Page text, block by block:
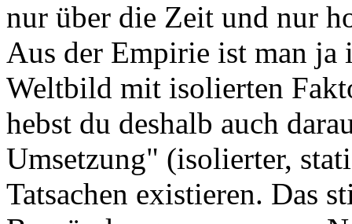
nur über die Zeit und nur
Aus der Empirie ist man ja
Weltbild mit isolierten
hebst du deshalb auch
Umsetzung" (isolierter,
Tatsachen existieren. Das